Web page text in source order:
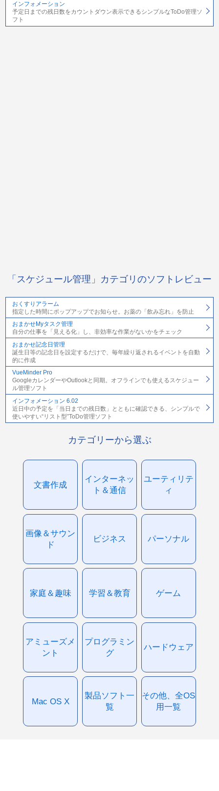
インフォメーション
予定日までの残日数をカウントダウン表示できるシンプルなToDo管理ソ
フト
「スケジュール管理」カテゴリのソフトレビュー
おくすりアラーム
指定した時間にポップアップでお知らせ。お薬の「飲み忘れ」を防止
おまかせMyタスク管理
自分の仕事を「見える化」し、非効率な作業がないかをチェック
おまかせ記念日管理
誕生日等の記念日を設定するだけで、毎年繰り返されるイベントを自動
的に作成
VueMinder Pro
GoogleカレンダーやOutlookと同期。オフラインでも使えるスケジュー
ル管理ソフト
インフォメーション 6.02
近日中の予定を「当日までの残日数」とともに確認できる、シンプルで
使いやすい“リスト型”ToDo管理ソフト
カテゴリーから選ぶ
文書作成
インターネッ
ト＆通信
ユーティリテ
ィ
画像＆サウン
ド
ビジネス パーソナル
家庭＆趣味 学習＆教育 ゲーム
アミューズメ
ント
プログラミン
グ
ハードウェア
Mac OS X
製品ソフト一
覧
その他、全OS
用一覧